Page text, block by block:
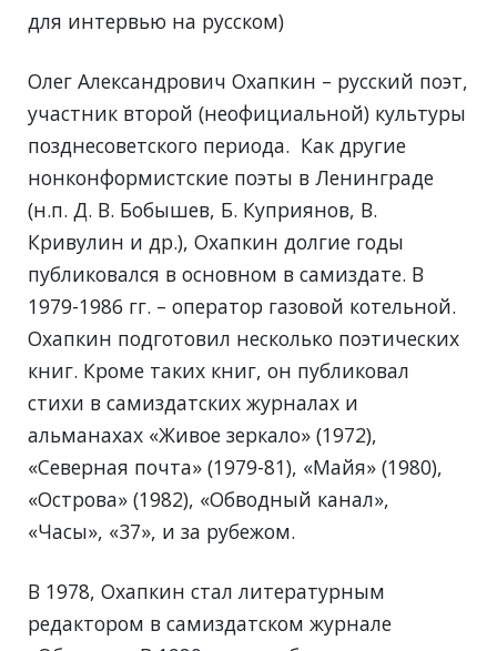
для интервью на русском)
Олег Александрович Охапкин – русский поэт,
участник второй (неофициальной) культуры
позднесоветского периода. Как другие
нонконформистские поэты в Ленинграде
(н.п. Д. В. Бобышев, Б. Куприянов, В.
Кривулин и др.), Охапкин долгие годы
публиковался в основном в самиздате. В
1979-1986 гг. – оператор газовой котельной.
Охапкин подготовил несколько поэтических
книг. Кроме таких книг, он публиковал
стихи в самиздатских журналах и
альманахах «Живое зеркало» (1972),
«Северная почта» (1979-81), «Майя» (1980),
«Острова» (1982), «Обводный канал»,
«Часы», «37», и за рубежом.
В 1978, Охапкин стал литературным
редактором в самиздатском журнале